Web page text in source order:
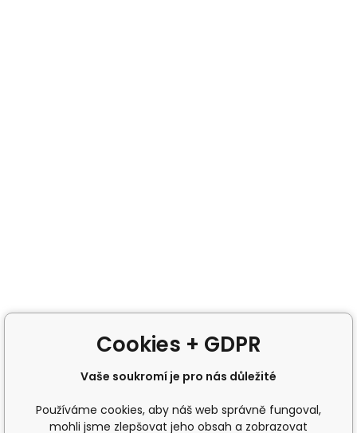
Cookies + GDPR
Vaše soukromí je pro nás důležité
Používáme cookies, aby náš web správně fungoval,
mohli jsme zlepšovat jeho obsah a zobrazovat